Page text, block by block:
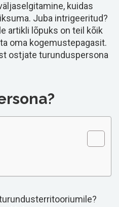
kuidas
Juba intrigeeritud?
artikli lõpuks on teil kõik
oma kogemustepagasit.
ostjate turunduspersona